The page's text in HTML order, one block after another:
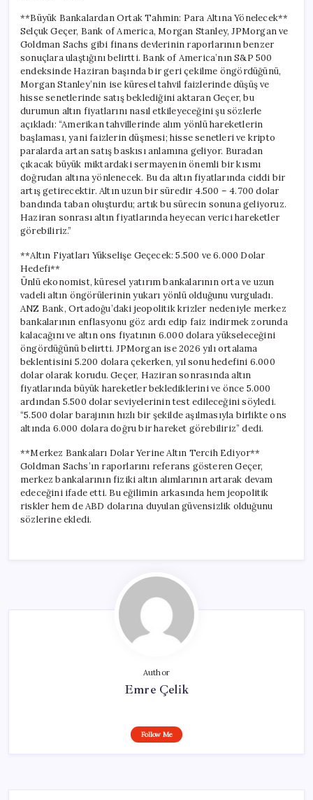
**Büyük Bankalardan Ortak Tahmin: Para Altına Yönelecek**
Selçuk Geçer, Bank of America, Morgan Stanley, JPMorgan ve
Goldman Sachs gibi finans devlerinin raporlarının benzer
sonuçlara ulaştığını belirtti. Bank of America’nın S&P 500
endeksinde Haziran başında bir geri çekilme öngördüğünü,
Morgan Stanley’nin ise küresel tahvil faizlerinde düşüş ve
hisse senetlerinde satış beklediğini aktaran Geçer, bu
durumun altın fiyatlarını nasıl etkileyeceğini şu sözlerle
açıkladı: “Amerikan tahvillerinde alım yönlü hareketlerin
başlaması, yani faizlerin düşmesi; hisse senetleri ve kripto
paralarda artan satış baskısı anlamına geliyor. Buradan
çıkacak büyük miktardaki sermayenin önemli bir kısmı
doğrudan altına yönlenecek. Bu da altın fiyatlarında ciddi bir
artış getirecektir. Altın uzun bir süredir 4.500 – 4.700 dolar
bandında taban oluşturdu; artık bu sürecin sonuna geliyoruz.
Haziran sonrası altın fiyatlarında heyecan verici hareketler
görebiliriz.”
**Altın Fiyatları Yükselişe Geçecek: 5.500 ve 6.000 Dolar
Hedefi**
Ünlü ekonomist, küresel yatırım bankalarının orta ve uzun
vadeli altın öngörülerinin yukarı yönlü olduğunu vurguladı.
ANZ Bank, Ortadoğu’daki jeopolitik krizler nedeniyle merkez
bankalarının enflasyonu göz ardı edip faiz indirmek zorunda
kalacağını ve altın ons fiyatının 6.000 dolara yükseleceğini
öngördüğünü belirtti. JPMorgan ise 2026 yılı ortalama
beklentisini 5.200 dolara çekerken, yıl sonu hedefini 6.000
dolar olarak korudu. Geçer, Haziran sonrasında altın
fiyatlarında büyük hareketler beklediklerini ve önce 5.000
ardından 5.500 dolar seviyelerinin test edileceğini söyledi.
“5.500 dolar barajının hızlı bir şekilde aşılmasıyla birlikte ons
altında 6.000 dolara doğru bir hareket görebiliriz” dedi.
**Merkez Bankaları Dolar Yerine Altın Tercih Ediyor**
Goldman Sachs’ın raporlarını referans gösteren Geçer,
merkez bankalarının fiziki altın alımlarının artarak devam
edeceğini ifade etti. Bu eğilimin arkasında hem jeopolitik
riskler hem de ABD dolarına duyulan güvensizlik olduğunu
sözlerine ekledi.
Author
Emre Çelik
Follow Me